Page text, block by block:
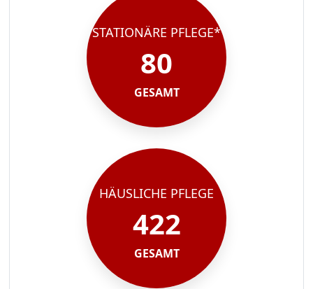
STATIONÄRE PFLEGE*
80
GESAMT
HÄUSLICHE PFLEGE
422
GESAMT